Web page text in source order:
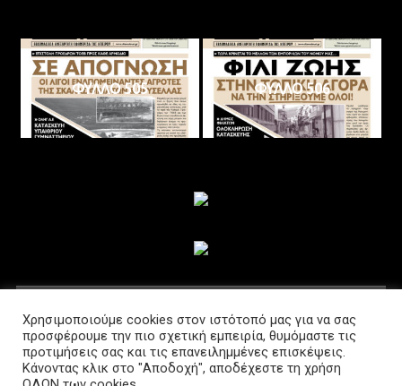
ΦΥΛΛΟ 505 ΦΥΛΛΟ 506
Χρησιμοποιούμε cookies στον ιστότοπό μας για να σας
προσφέρουμε την πιο σχετική εμπειρία, θυμόμαστε τις
προτιμήσεις σας και τις επανειλημμένες επισκέψεις.
Κάνοντας κλικ στο "Αποδοχή", αποδέχεστε τη χρήση